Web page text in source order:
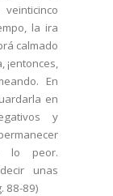
la ira
calmado
¡entonces,
En
en
y
lo peor.
unas
88-89)